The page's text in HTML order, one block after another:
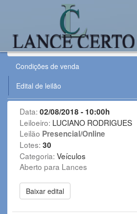
Leilão:020818VE
Condições de venda
Edital de leilão
Data: 02/08/2018 - 10:00h
Leiloeiro: LUCIANO RODRIGUES
Leilão Presencial/Online
Lotes: 30
Categoria: Veículos
Aberto para Lances
Baixar edital